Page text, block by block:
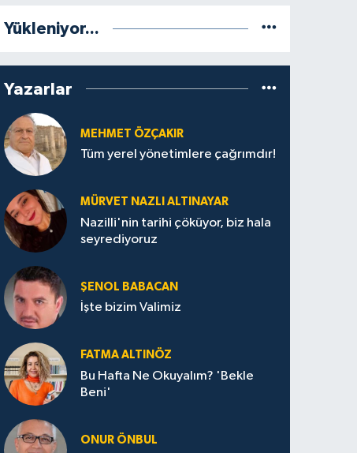
Yükleniyor...
Yazarlar
MEHMET ÖZÇAKIR
Tüm yerel yönetimlere çağrımdır!
MÜRVET NAZLI ALTINAYAR
Nazilli'nin tarihi çöküyor, biz hala
seyrediyoruz
ŞENOL BABACAN
İşte bizim Valimiz
FATMA ALTINÖZ
Bu Hafta Ne Okuyalım? 'Bekle
Beni'
ONUR ÖNBUL